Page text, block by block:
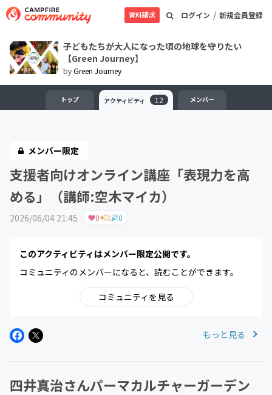
ログイン / 新規会員登録
資料請求
子どもたちが大人になった頃の地球を守りたい
【Green Journey】
byGreen Journey
トップ アクティビティ 12 メンバー
メンバー限定
支援者向けオンライン講座「表現力を高
める」（講師:空木マイカ）
2026/06/04 21:45 0 0 0
このアクティビティはメンバー限定公開です。
コミュニティのメンバーになると、読むことができます。
コミュニティを見る
もっと見る
四井真治さんパーマカルチャーガーデン